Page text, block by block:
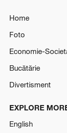
Home
Foto
Economie-
Bucătărie
Divertisment
EXPLORE
English